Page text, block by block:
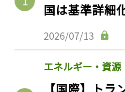
国は基準詳細
2026/07/13
エネルギー・資源
【国際】ト